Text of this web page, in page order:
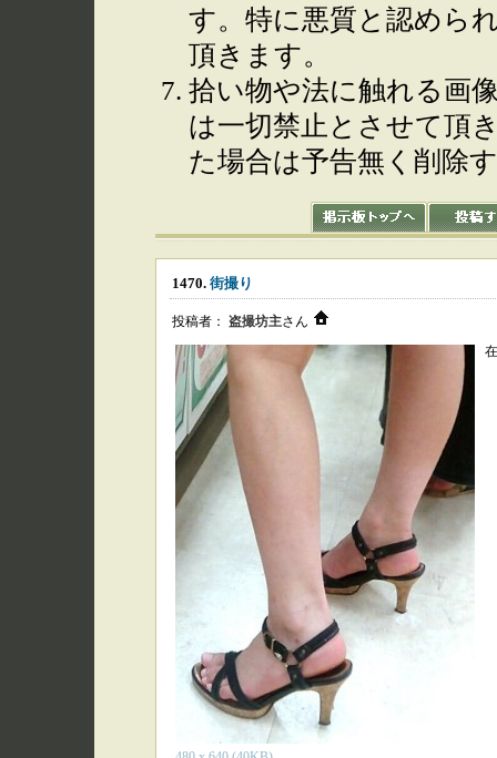
す。特に悪質と認めら
頂きます。
拾い物や法に触れる画
は一切禁止とさせて頂
た場合は予告無く削除
1470. 街撮り
投稿者： 盗撮坊主さん